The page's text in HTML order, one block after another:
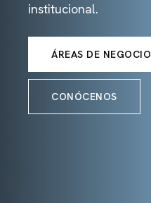
institucional.
ÁREAS DE NEGOCIO
CONÓCENOS